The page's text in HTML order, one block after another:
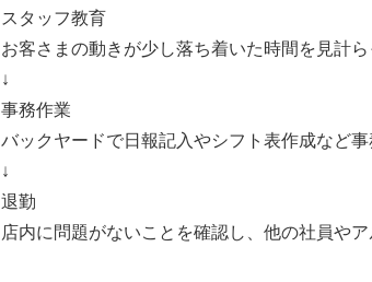
スタッフ教育
お客さまの動きが少し落ち着いた時間を見計
↓
事務作業
バックヤードで日報記入やシフト表作成など事
↓
退勤
店内に問題がないことを確認し、他の社員や